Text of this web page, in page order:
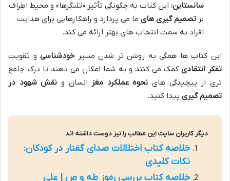
سانستاین: این کتاب به چگونگی تأثیر «تلنگرها» و محیط اطراف
بر تصمیم گیری های ما می پردازد و راهکارهایی برای هدایت
افراد به سمت انتخاب های بهتر ارائه می کند.
این کتاب ها همگی به روشن تر شدن مسیر خودشناسیو تقویت
تفکر انتقادی کمک می کنند و به شما امکان می دهند تا درک جامع
تری از پیچیدگی های نحوه عملکرد مغز انسان و نقش شهود در
تصمیم گیری پیدا کنید.
دیگر کاربران سایت این مطالب را نیز دوست داشته اند
خلاصه کتاب اختلالات صدای گفتار در کودکان:
نکات کلیدی
خلاصه کتاب بررسی رموز طه و ص | علی